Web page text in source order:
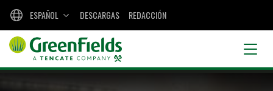
DESCARGAS REDACCIÓN
ESPAÑOL